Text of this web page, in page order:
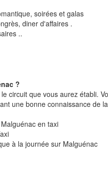
soirées et galas
diner d'affaires .
..
?
circuit que vous aurez établi.
une bonne connaissance de
en taxi
à la journée sur Malguénac